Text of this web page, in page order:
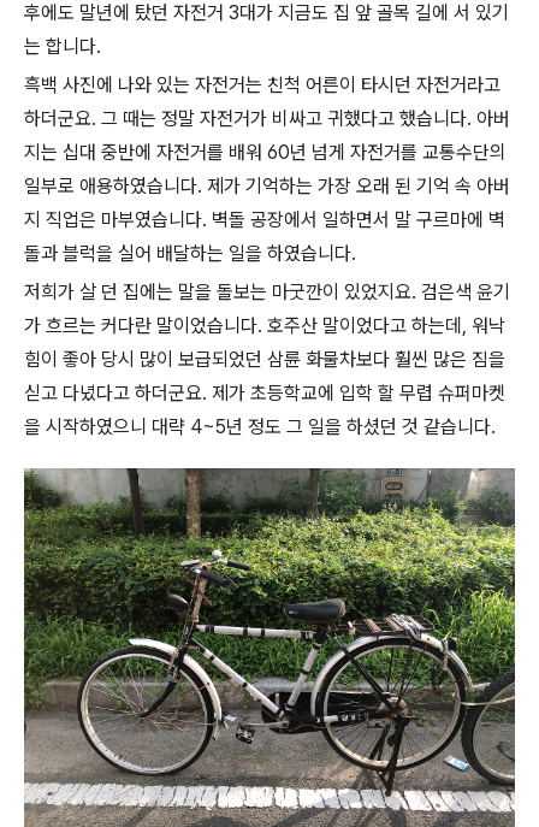
후에도 말년에 탔던 자전거 3대가 지금도 집 앞 골목 길에 서 있기
는 합니다.
흑백 사진에 나와 있는 자전거는 친척 어른이 타시던 자전거라고
하더군요. 그 때는 정말 자전거가 비싸고 귀했다고 했습니다. 아버
지는 십대 중반에 자전거를 배워 60년 넘게 자전거를 교통수단의
일부로 애용하였습니다. 제가 기억하는 가장 오래 된 기억 속 아버
지 직업은 마부였습니다. 벽돌 공장에서 일하면서 말 구르마에 벽
돌과 블럭을 실어 배달하는 일을 하였습니다.
저희가 살 던 집에는 말을 돌보는 마굿깐이 있었지요. 검은색 윤기
가 흐르는 커다란 말이었습니다. 호주산 말이었다고 하는데, 워낙
힘이 좋아 당시 많이 보급되었던 삼륜 화물차보다 훨씬 많은 짐을
싣고 다녔다고 하더군요. 제가 초등학교에 입학 할 무렵 슈퍼마켓
을 시작하였으니 대략 4~5년 정도 그 일을 하셨던 것 같습니다.